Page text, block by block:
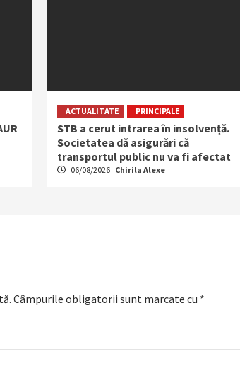
ACTUALITATE PRINCIPALE
STB a cerut intrarea în insolvență.
Societatea dă asigurări că
transportul public nu va fi afectat
06/08/2026 Chirila Alexe
Câmpurile obligatorii sunt marcate cu *